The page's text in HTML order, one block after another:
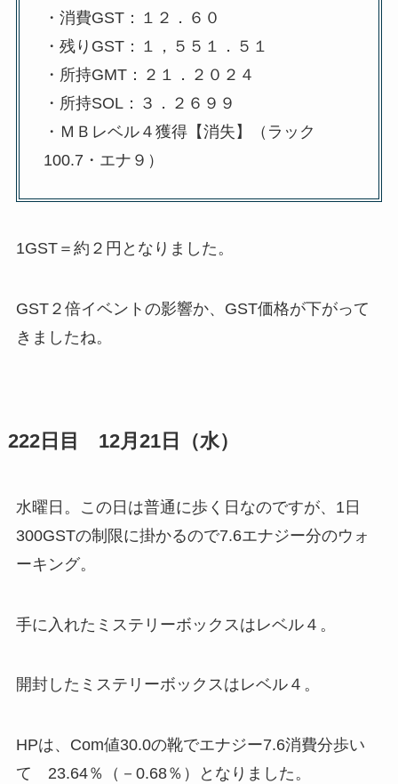
・消費GST：１２．６０
・残りGST：１，５５１．５１
・所持GMT：２１．２０２４
・所持SOL：３．２６９９
・ＭＢレベル４獲得【消失】（ラック
100.7・エナ９）
1GST＝約２円となりました。
GST２倍イベントの影響か、GST価格が下がって
きましたね。
222日目 12月21日（水）
水曜日。この日は普通に歩く日なのですが、1日
300GSTの制限に掛かるので7.6エナジー分のウォ
ーキング。
手に入れたミステリーボックスはレベル４。
開封したミステリーボックスはレベル４。
HPは、Com値30.0の靴でエナジー7.6消費分歩い
て 23.64％（－0.68％）となりました。